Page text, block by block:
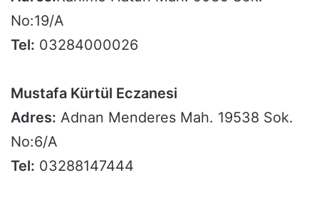
No:19/A
Tel: 03284000026
Mustafa Kürtül Eczanesi
Adres: Adnan Menderes Mah. 19538 Sok.
No:6/A
Tel: 03288147444